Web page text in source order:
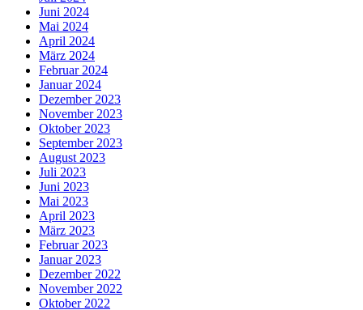
Juni 2024
Mai 2024
April 2024
März 2024
Februar 2024
Januar 2024
Dezember 2023
November 2023
Oktober 2023
September 2023
August 2023
Juli 2023
Juni 2023
Mai 2023
April 2023
März 2023
Februar 2023
Januar 2023
Dezember 2022
November 2022
Oktober 2022